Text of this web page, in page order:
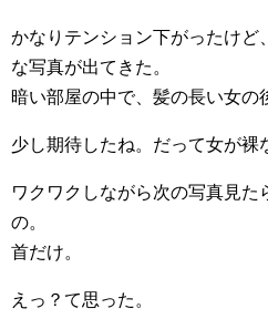
かなりテンション下がったけど
な写真が出てきた。
暗い部屋の中で、髪の長い女の
少し期待したね。だって女が裸
ワクワクしながら次の写真見た
の。
首だけ。
えっ？て思った。